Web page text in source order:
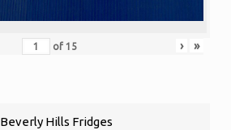
of 15 › »
Beverly Hills Fridges